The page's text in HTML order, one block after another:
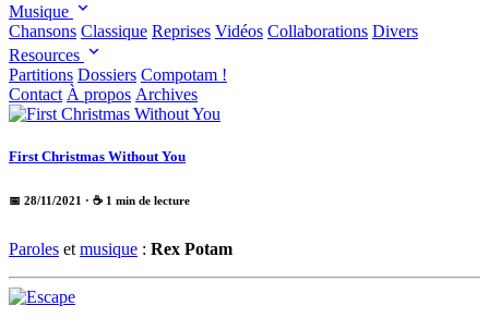
Musique
Chansons Classique Reprises Vidéos Collaborations Divers
Resources
Partitions Dossiers Compotam !
Contact À propos Archives
First Christmas Without You
📅 28/11/2021 · ☕ 1 min de lecture
Paroles et musique : Rex Potam